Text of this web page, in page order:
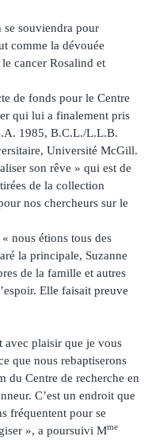
souviendra pour
comme la dévouée
cancer Rosalind et
de fonds pour le Centre
qui lui a finalement pris
1985, B.C.L./L.L.B.
Université McGill.
son rêve » qui est de
de la collection
nos chercheurs sur le
nous étions tous des
la principale, Suzanne
de la famille et autres
Elle faisait preuve
avec plaisir que je vous
que nous rebaptiserons
du Centre de recherche en
C’est un endroit que
fréquentent pour se
», a poursuivi Mme